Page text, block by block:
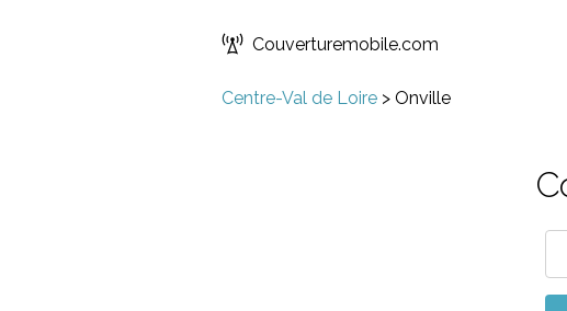
Couverturemobile.com
Centre-Val de Loire > Onville